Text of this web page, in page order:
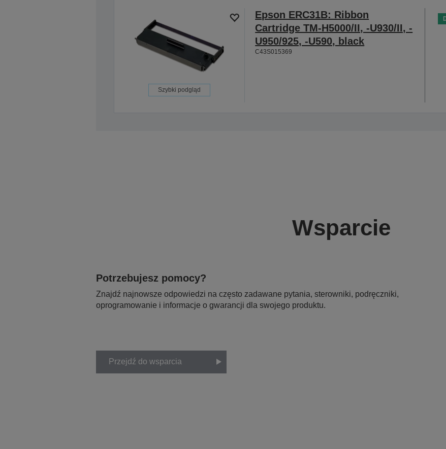
Szybki podgląd
Epson ERC31B: Ribbon
Cartridge TM-H5000/II, -U930/II, -
U950/925, -U590, black
C43S015369
Wsparcie
Potrzebujesz pomocy?
Znajdź najnowsze odpowiedzi na często zadawane pytania, sterowniki, podręczniki,
oprogramowanie i informacje o gwarancji dla swojego produktu.
Przejdź do wsparcia